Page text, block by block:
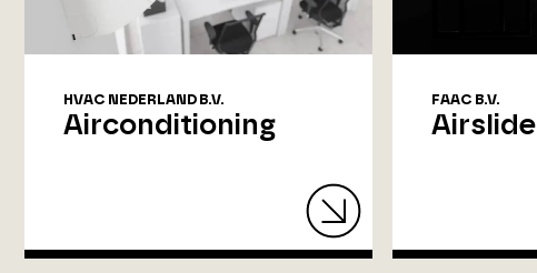
HVAC NEDERLAND B.V.
Airconditioning
FAAC B.V.
Airslide